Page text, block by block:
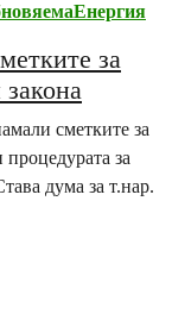
за
сметките за
за
дума за т.нар.